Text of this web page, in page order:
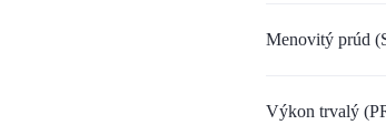
Menovitý prúd
Výkon trvalý